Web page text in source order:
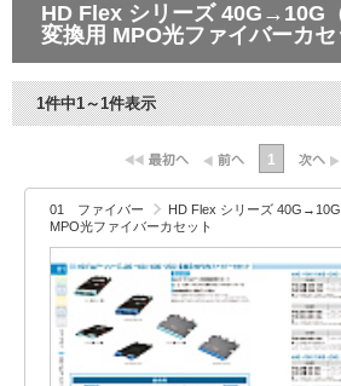
HD Flex シリーズ 40G→10G
変換用 MPO光ファイバーカセ
1件中1～1件表示
1
01 ファイバー
HD Flex シリーズ
MPO光ファイバーカセット